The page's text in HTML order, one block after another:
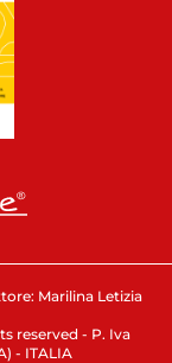
Marilina Letizia
reserved - P. Iva
- ITALIA